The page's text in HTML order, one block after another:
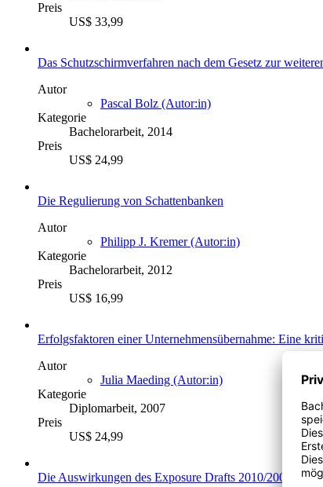
Preis
US$ 33,99
Das Schutzschirmverfahren nach dem Gesetz zur
Autor
Pascal Bolz (Autor:in)
Kategorie
Bachelorarbeit, 2014
Preis
US$ 24,99
Die Regulierung von Schattenbanken
Autor
Philipp J. Kremer (Autor:in)
Kategorie
Bachelorarbeit, 2012
Preis
US$ 16,99
Erfolgsfaktoren einer Unternehmensübernahme: Eine
Autor
Julia Maeding (Autor:in)
Kategorie
Diplomarbeit, 2007
Preis
US$ 24,99
Die Auswirkungen des Exposure Drafts 2010/2009 zur